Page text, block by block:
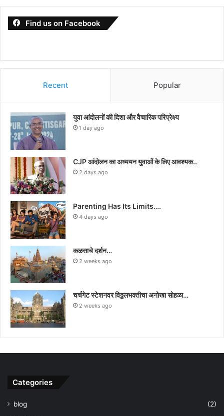
Find us on Facebook
Recent Popular
युवा आंदोलनों की दिशा और वैचारिक परिप्रेक्ष्य
1 day ago
CJP आंदोलन का अध्ययन युवाओं के लिए आवश्यक..
2 days ago
Parenting Has Its Limits….
4 days ago
कळसाचे दर्शन…
2 weeks ago
चर्चगेट स्टेशनवर विठ्ठलभक्तीचा अनोखा सोहळा…
2 weeks ago
Categories
blog
(2)